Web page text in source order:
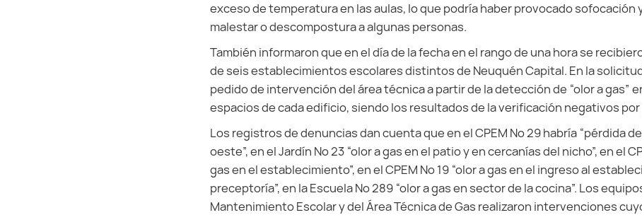
exceso de temperatura en las aulas, lo que podría haber provocado sofocación
malestar o descompostura a algunas personas.
También informaron que en el día de la fecha en el rango de una hora se
de seis establecimientos escolares distintos de Neuquén Capital. En la
pedido de intervención del área técnica a partir de la detección de “olor a gas”
espacios de cada edificio, siendo los resultados de la verificación negativos por
Los registros de denuncias dan cuenta que en el CPEM Nº 29 habría “pérdida
oeste”, en el Jardín Nº 23 “olor a gas en el patio y en cercanías del nicho”, en el
gas en el establecimiento”, en el CPEM Nº 19 “olor a gas en el ingreso al
preceptoría”, en la Escuela Nº 289 “olor a gas en sector de la cocina”. Los
Mantenimiento Escolar y del Área Técnica de Gas realizaron intervenciones